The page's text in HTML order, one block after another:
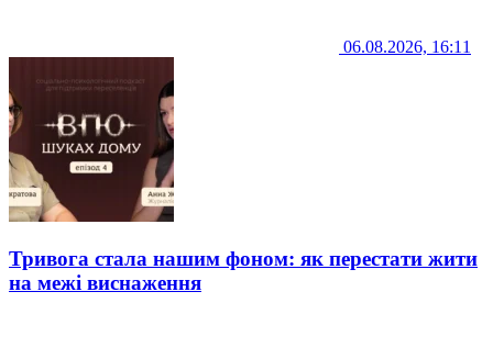
06.08.2026, 16:11
Тривога стала нашим фоном: як перестати жити
на межі виснаження